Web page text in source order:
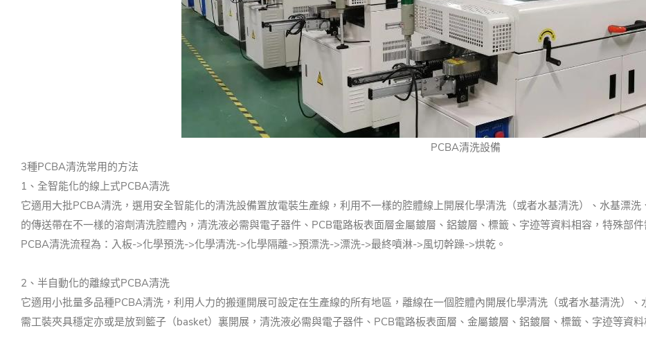
PCBA清洗設備
3種PCBA清洗常用的方法
1、全智能化的線上式PCBA清洗
它適用大批PCBA清洗，選用安全智能化的清洗設備置放電裝生產線，利用不一樣的腔體線上開展化學清洗（或者水基清洗）、水基漂
的傳送帶在不一樣的溶劑清洗腔體內，清洗液必需與電子器件、PCB電路板表面層金屬鍍層、鋁鍍層、標籤、字迹等資料相容，特殊部件
PCBA清洗流程為：入板->化學預洗->化學清洗->化學隔離->預漂洗->漂洗->最終噴淋->風切幹躁->烘乾。
2、半自動化的離線式PCBA清洗
它適用小批量多品種PCBA清洗，利用人力的搬運開展可設定在生產線的所有地區，離線在一個腔體內開展化學清洗（或者水基清洗）、
需工裝夾具穩定亦或是放到籃子（basket）裏開展，清洗液必需與電子器件、PCB電路板表面層、金屬鍍層、鋁鍍層、標籤、字迹等資